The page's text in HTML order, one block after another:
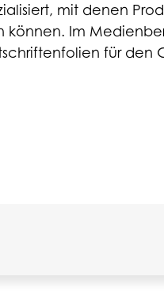
mit denen
können. Im
für den